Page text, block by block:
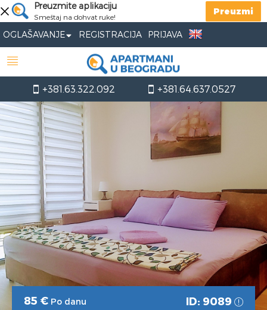
Preuzmite aplikaciju
Smeštaj na dohvat ruke!
Preuzmi
OGLAŠAVANJE REGISTRACIJA PRIJAVA
+381.63.322.092 +381.64.637.0527
85 € Po danu ID: 9089